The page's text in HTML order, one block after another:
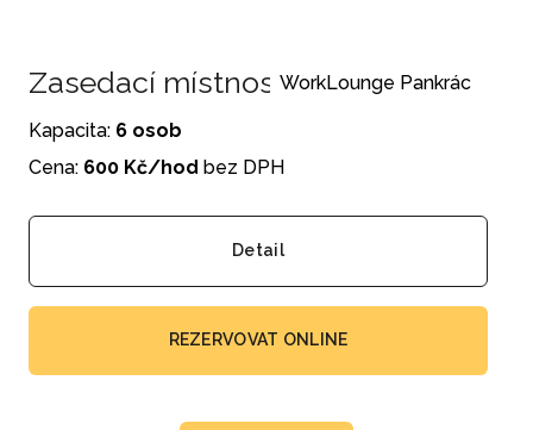
Zasedací místnost Pankrác č. 1
Kapacita: 6 osob
Cena: 600 Kč/hod bez DPH
WorkLounge Pankrác
Detail
REZERVOVAT ONLINE